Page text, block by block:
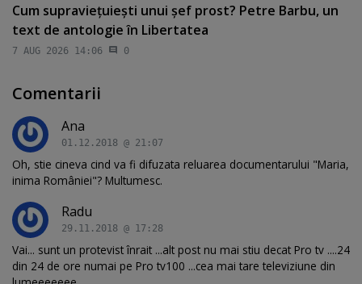
Cum supravieţuieşti unui şef prost? Petre Barbu, un
text de antologie în Libertatea
7 AUG 2026 14:06 0
Comentarii
Ana
01.12.2018 @ 21:07
Oh, stie cineva cind va fi difuzata reluarea documentarului "Maria,
inima României"? Multumesc.
Radu
29.11.2018 @ 17:28
Vai... sunt un protevist înrait ...alt post nu mai stiu decat Pro tv ....24
din 24 de ore numai pe Pro tv100 ...cea mai tare televiziune din